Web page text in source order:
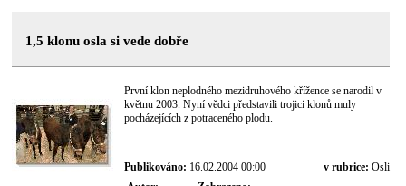
1,5 klonu osla si vede dobře
První klon neplodného mezidruhového křížence se narodil v
květnu 2003. Nyní vědci představili trojici klonů muly
pocházejících z potraceného plodu.
Publikováno: 16.02.2004 00:00 v rubrice: Osli